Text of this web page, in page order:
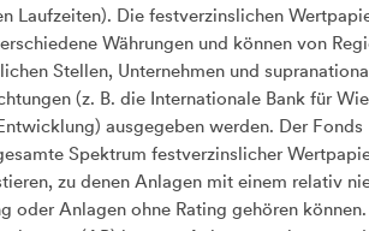
Laufzeiten). Die festverzinslichen
Währungen und können von
Stellen, Unternehmen und
(z. B. die Internationale Bank für
ausgegeben werden. Der Fonds
Spektrum festverzinslicher
zu denen Anlagen mit einem relativ
oder Anlagen ohne Rating gehören